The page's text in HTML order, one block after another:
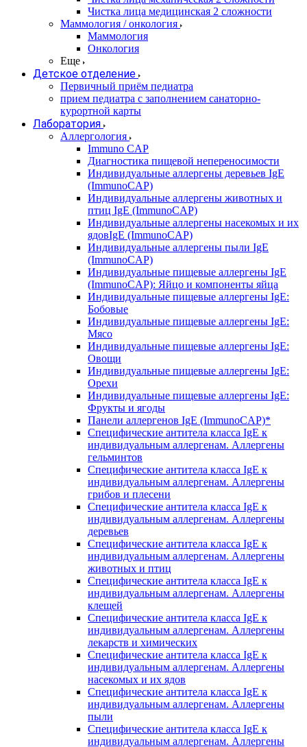
Чистка лица медицинская 2 сложности
Маммология / онкология
Маммология
Онкология
Еще
Детское отделение
Первичный приём педиатра
прием педиатра с заполнением санаторно-
курортной карты
Лаборатория
Аллергология
Immuno CAP
Диагностика пищевой непереносимости
Индивидуальные аллергены деревьев IgE
(ImmunoCAP)
Индивидуальные аллергены животных и
птиц IgE (ImmunoCAP)
Индивидуальные аллергены насекомых и их
ядовIgE (ImmunoCAP)
Индивидуальные аллергены пыли IgE
(ImmunoCAP)
Индивидуальные пищевые аллергены IgE
(ImmunoCAP): Яйцо и компоненты яйца
Индивидуальные пищевые аллергены IgE:
Бобовые
Индивидуальные пищевые аллергены IgE:
Мясо
Индивидуальные пищевые аллергены IgE:
Овощи
Индивидуальные пищевые аллергены IgE:
Орехи
Индивидуальные пищевые аллергены IgE:
Фрукты и ягоды
Панели аллергенов IgE (ImmunoCAP)*
Специфические антитела класса IgE к
индивидуальным аллергенам. Аллергены
гельминтов
Специфические антитела класса IgE к
индивидуальным аллергенам. Аллергены
грибов и плесени
Специфические антитела класса IgE к
индивидуальным аллергенам. Аллергены
деревьев
Специфические антитела класса IgE к
индивидуальным аллергенам. Аллергены
животных и птиц
Специфические антитела класса IgE к
индивидуальным аллергенам. Аллергены
клещей
Специфические антитела класса IgE к
индивидуальным аллергенам. Аллергены
лекарств и химических
Специфические антитела класса IgE к
индивидуальным аллергенам. Аллергены
насекомых и их ядов
Специфические антитела класса IgE к
индивидуальным аллергенам. Аллергены
пыли
Специфические антитела класса IgE к
индивидуальным аллергенам. Аллергены